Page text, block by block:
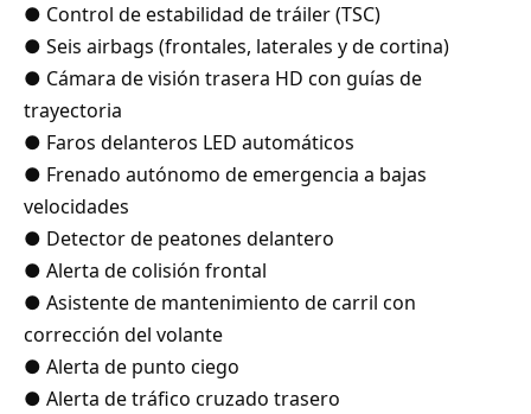
● Control de estabilidad de tráiler (TSC)
● Seis airbags (frontales, laterales y de cortina)
● Cámara de visión trasera HD con guías de
trayectoria
● Faros delanteros LED automáticos
● Frenado autónomo de emergencia a bajas
velocidades
● Detector de peatones delantero
● Alerta de colisión frontal
● Asistente de mantenimiento de carril con
corrección del volante
● Alerta de punto ciego
● Alerta de tráfico cruzado trasero